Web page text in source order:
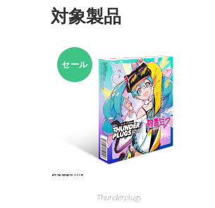
対象製品
セール
Thunderplugs